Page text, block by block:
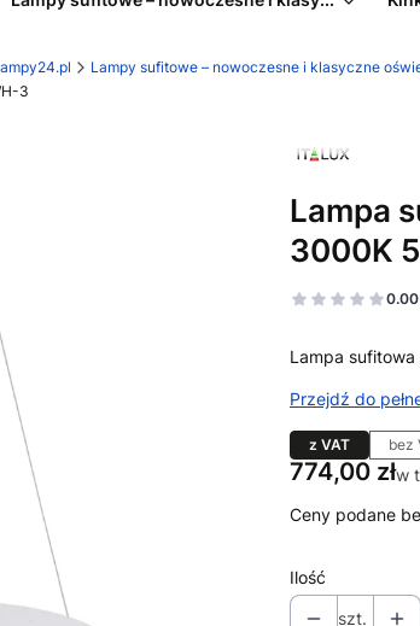
Lampy sufitowe – nowoczesne i klasyczne
3
Lampa
3000K
0.00
Lampa sufitowa
Przejdź do
z VAT bez
Cena
774,00 złw
w
Ceny podane
Ilość
szt.